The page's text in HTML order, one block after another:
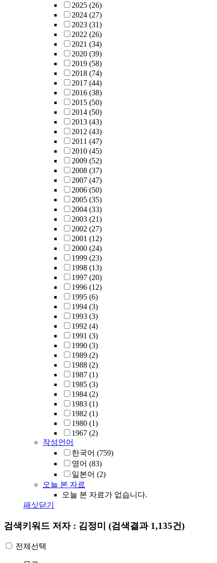
2025 (26)
2024 (27)
2023 (31)
2022 (26)
2021 (34)
2020 (39)
2019 (58)
2018 (74)
2017 (44)
2016 (38)
2015 (50)
2014 (50)
2013 (43)
2012 (43)
2011 (47)
2010 (45)
2009 (52)
2008 (37)
2007 (47)
2006 (50)
2005 (35)
2004 (33)
2003 (21)
2002 (27)
2001 (12)
2000 (24)
1999 (23)
1998 (13)
1997 (20)
1996 (12)
1995 (6)
1994 (3)
1993 (3)
1992 (4)
1991 (3)
1990 (3)
1989 (2)
1988 (2)
1987 (1)
1985 (3)
1984 (2)
1983 (1)
1982 (1)
1980 (1)
1967 (2)
작성언어
한국어 (759)
영어 (83)
일본어 (2)
오늘 본 자료
오늘 본 자료가 없습니다.
패싯닫기
검색키워드 저자 : 김정미 (검색결과 1,135건)
전체선택